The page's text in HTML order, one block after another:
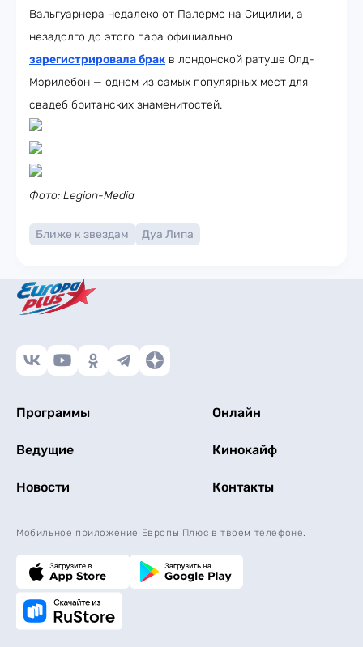
Вальгуарнера недалеко от Палермо на Сицилии, а
незадолго до этого пара официально
зарегистрировала брак в лондонской ратуше Олд-
Мэрилебон — одном из самых популярных мест для
свадеб британских знаменитостей.
Фото: Legion-Media
Ближе к звездам Дуа Липа
Программы Онлайн
Ведущие Кинокайф
Новости Контакты
Мобильное приложение Европы Плюс в твоем телефоне.